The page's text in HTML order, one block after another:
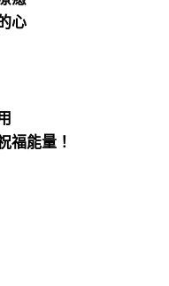
心
福能量！